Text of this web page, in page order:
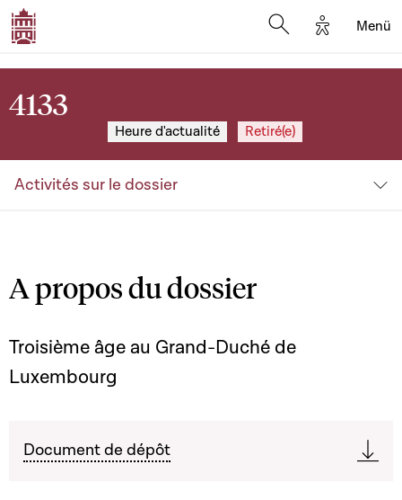
Options
Menü
4133
Heure d'actualité Retiré(e)
Activités sur le dossier
A propos du dossier
Troisième âge au Grand-Duché de
Luxembourg
Document de dépôt